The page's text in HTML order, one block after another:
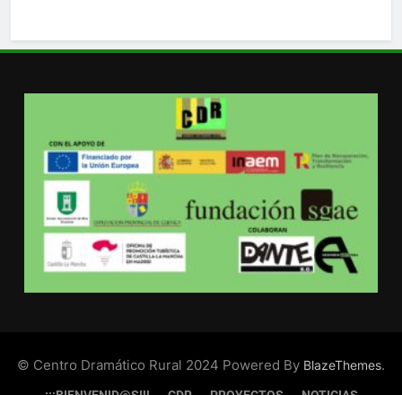
© Centro Dramático Rural 2024 Powered By BlazeThemes.